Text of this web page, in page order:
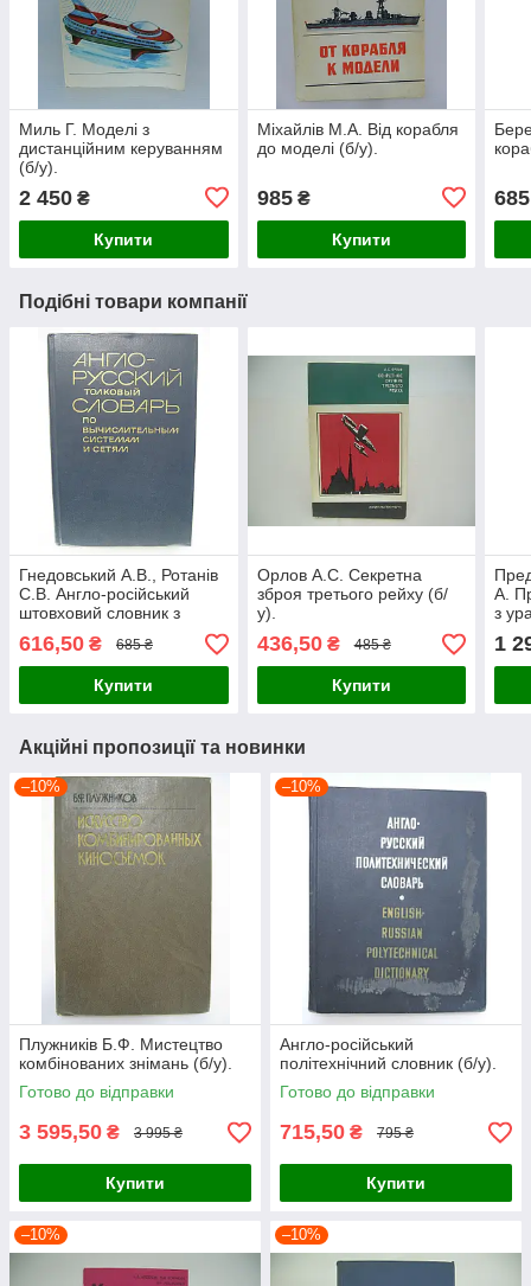
Миль Г. Моделі з
дистанційним керуванням
(б/у).
2 450 ₴
Купити
Міхайлів М.А. Від корабля
до моделі (б/у).
985₴
Купити
685
Подібні товари компанії
Гнедовський А.В., Ротанів
С.В. Англо-російський
штовховий словник з
обчислювальних систем і
мереж (б/у
616,50 ₴ 685 ₴
Купити
Орлов А.С. Секретна
зброя третього рейху (б/
у).
436,50₴ 485 ₴
Купити
А.
з
1
Акційні пропозиції та новинки
–10%
Плужників Б.Ф. Мистецтво
комбінованих знімань (б/у).
Готово до відправки
3 595,50 ₴ 3 995 ₴
Купити
–10%
Англо-російський
політехнічний словник (б/у).
Готово до відправки
715,50 ₴ 795 ₴
Купити
–10% –10%